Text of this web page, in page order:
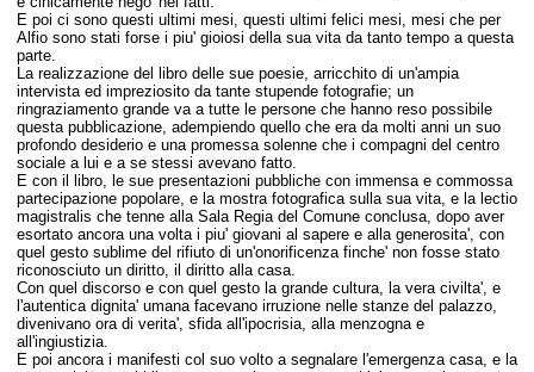
E poi ci sono questi ultimi mesi, questi ultimi felici mesi, mesi che per
Alfio sono stati forse i piu' gioiosi della sua vita da tanto tempo a questa
parte.
La realizzazione del libro delle sue poesie, arricchito di un'ampia
intervista ed impreziosito da tante stupende fotografie; un
ringraziamento grande va a tutte le persone che hanno reso possibile
questa pubblicazione, adempiendo quello che era da molti anni un suo
profondo desiderio e una promessa solenne che i compagni del centro
sociale a lui e a se stessi avevano fatto.
E con il libro, le sue presentazioni pubbliche con immensa e commossa
partecipazione popolare, e la mostra fotografica sulla sua vita, e la lectio
magistralis che tenne alla Sala Regia del Comune conclusa, dopo aver
esortato ancora una volta i piu' giovani al sapere e alla generosita', con
quel gesto sublime del rifiuto di un'onorificenza finche' non fosse stato
riconosciuto un diritto, il diritto alla casa.
Con quel discorso e con quel gesto la grande cultura, la vera civilta', e
l'autentica dignita' umana facevano irruzione nelle stanze del palazzo,
divenivano ora di verita', sfida all'ipocrisia, alla menzogna e
all'ingiustizia.
E poi ancora i manifesti col suo volto a segnalare l'emergenza casa, e la